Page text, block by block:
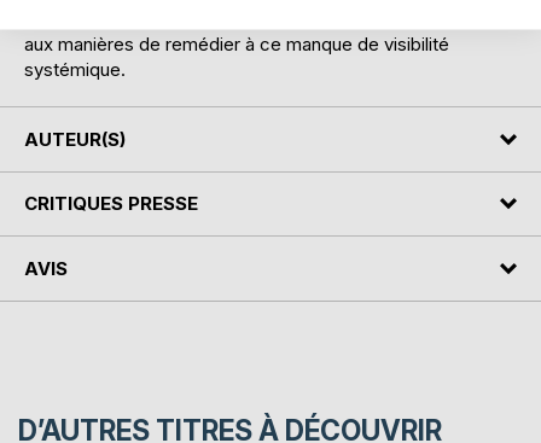
aux manières de remédier à ce manque de visibilité
systémique.
AUTEUR(S)
CRITIQUES PRESSE
AVIS
D’AUTRES TITRES À DÉCOUVRIR